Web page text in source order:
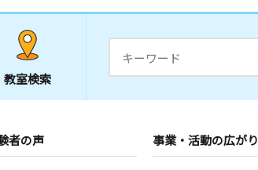
教室検索
者の声 事業・活動の広がり